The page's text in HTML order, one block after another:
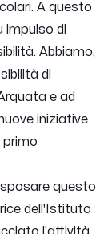
A questo
impulso di
Abbiamo,
di
e ad
iniziative
primo
questo
dell'Istituto